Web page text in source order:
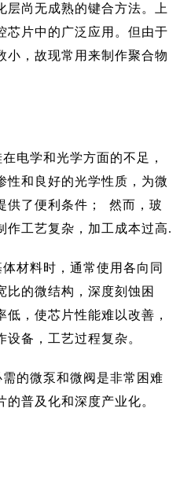
层尚无成熟的键合方法。上
芯片中的广泛应用。但由于
小，故现常用来制作聚合物
电学和光学方面的不足，
性和良好的光学性质，为微
了便利条件；
然而，玻
作工艺复杂，加工成本过高.
材料时，通常使用各向同
比的微结构，深度刻蚀困
，使芯片性能难以改善，
设备，工艺过程复杂。
的微泵和微阀是非常困难
普及化和深度产业化。